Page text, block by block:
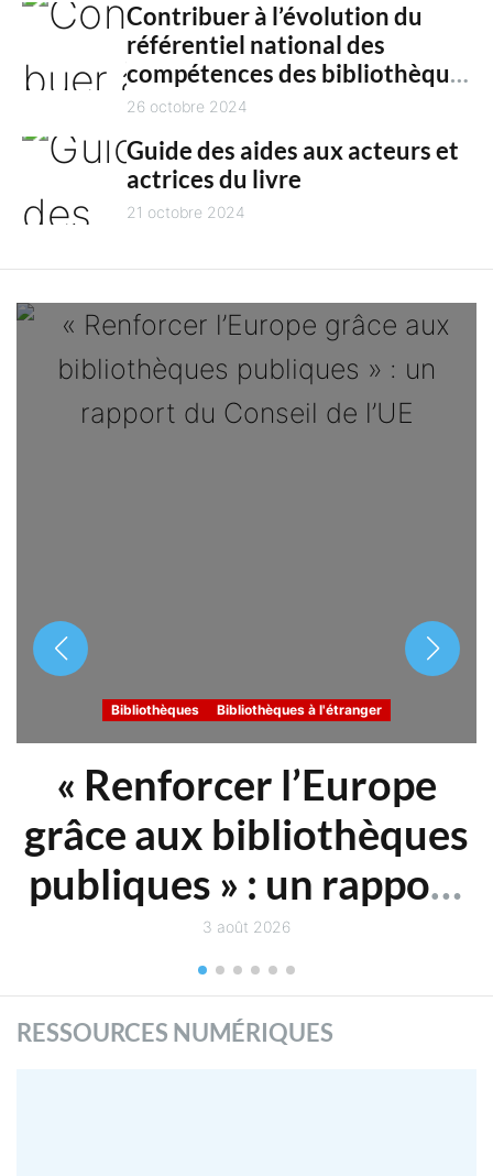
Contribuer à l’évolution du
référentiel national des
compétences des bibliothèques
territoriales
26 octobre 2024
Guide des aides aux acteurs et
actrices du livre
21 octobre 2024
Bibliothèques Bibliothèques à l'étranger
« Renforcer l’Europe
grâce aux bibliothèques
publiques » : un rapport
du Conseil de l’UE
3 août 2026
RESSOURCES NUMÉRIQUES